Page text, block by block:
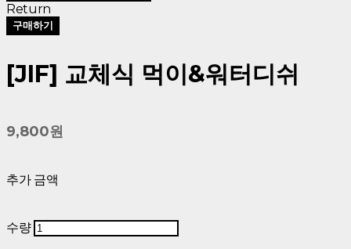
Return
구매하기
[JIF] 교체식 먹이&워터디쉬
9,800원
추가 금액
수량